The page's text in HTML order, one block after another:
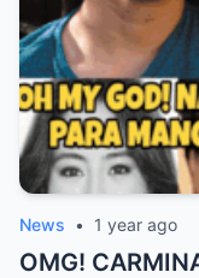
News • 1 year ago
OMG!